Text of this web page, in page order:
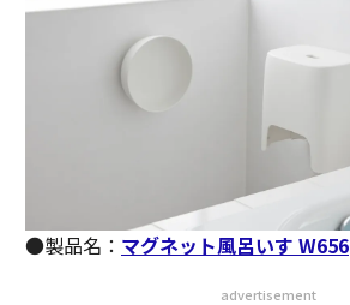
●製品名： マグネット風呂いす W656
advertisement